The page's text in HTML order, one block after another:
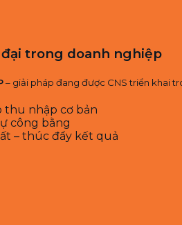
trong doanh nghiệp
– giải pháp đang được CNS triển khai
thu nhập cơ bản
công bằng
– thúc đẩy kết quả